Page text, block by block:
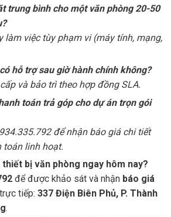
trung bình cho một văn phòng 20-50
làm việc tùy phạm vi (máy tính, mạng,
hỗ trợ sau giờ hành chính không?
và bảo trì theo hợp đồng SLA.
toán trả góp cho dự án trọn gói
để nhận báo giá chi tiết
toán linh hoạt.
bị văn phòng ngay hôm nay?
để được khảo sát và nhận báo giá
tiếp: 337 Điện Biên Phủ, P. Thành
.